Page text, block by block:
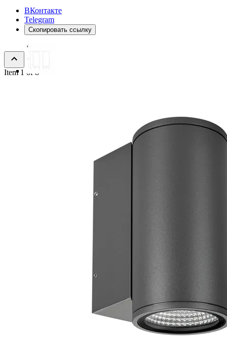
ВКонтакте
Telegram
Скопировать ссылку
Item 1 of 8